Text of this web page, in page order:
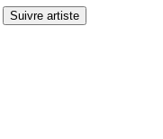
Suivre artiste